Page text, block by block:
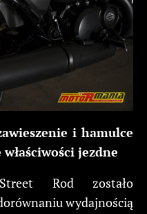
i hamulce
jezdne
Rod zostało
wydajnością